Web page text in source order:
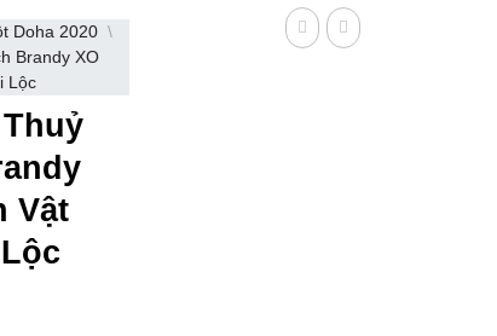
Doha 2020 \
Brandy XO
Lộc
Vật